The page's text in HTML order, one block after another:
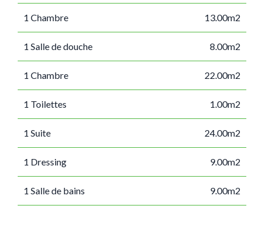
1 Chambre 13.00m2
1 Salle de douche 8.00m2
1 Chambre 22.00m2
1 Toilettes 1.00m2
1 Suite 24.00m2
1 Dressing 9.00m2
1 Salle de bains 9.00m2